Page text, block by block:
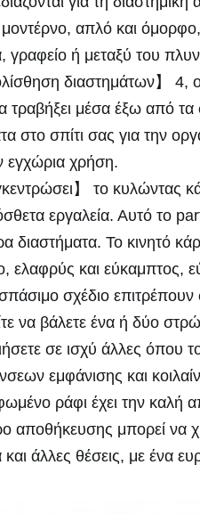
απλό και
ή μεταξύ του
διαστημάτων】 4,
μέσα έξω από τα
στο σπίτι σας για την
εγχώρια χρήση.
】 το κυλώντας
εργαλεία. Αυτό το
διαστήματα. Το κινητό
ελαφρύς και εύκαμπτος,
σχέδιο
να βάλετε ένα ή δύο
σε ισχύ άλλες όπου
εμφάνισης και
ράφι έχει την καλή
αποθήκευσης μπορεί να
και άλλες θέσεις, με